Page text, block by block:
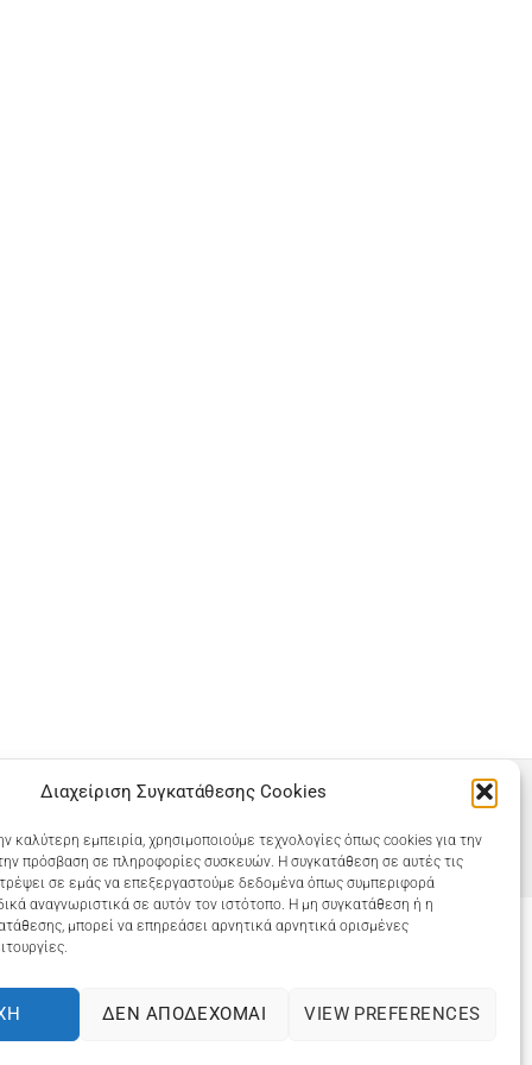
Διαχείριση Συγκατάθεσης Cookies
καλύτερη εμπειρία, χρησιμοποιούμε τεχνολογίες όπως cookies για την
πρόσβαση σε πληροφορίες συσκευών. Η συγκατάθεση σε αυτές τις
σε εμάς να επεξεργαστούμε δεδομένα όπως συμπεριφορά
αναγνωριστικά σε αυτόν τον ιστότοπο. Η μη συγκατάθεση ή η
μπορεί να επηρεάσει αρνητικά αρνητικά ορισμένες
ΔΕΝ ΑΠΟΔΈΧΟΜΑΙ VIEW PREFERENCES
(ΕΕ)